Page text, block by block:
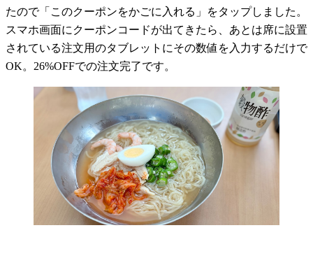
たので「このクーポンをかごに入れる」をタップしました。
スマホ画面にクーポンコードが出てきたら、あとは席に設置
されている注文用のタブレットにその数値を入力するだけで
OK。26%OFFでの注文完了です。